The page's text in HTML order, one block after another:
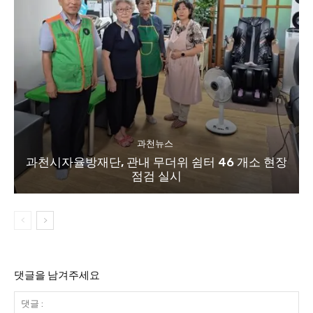
과천뉴스
과천시자율방재단, 관내 무더위 쉼터 46 개소 현장
점검 실시
댓글을 남겨주세요